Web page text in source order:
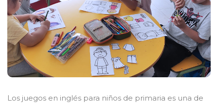
Los juegos en inglés para niños de primaria es una de